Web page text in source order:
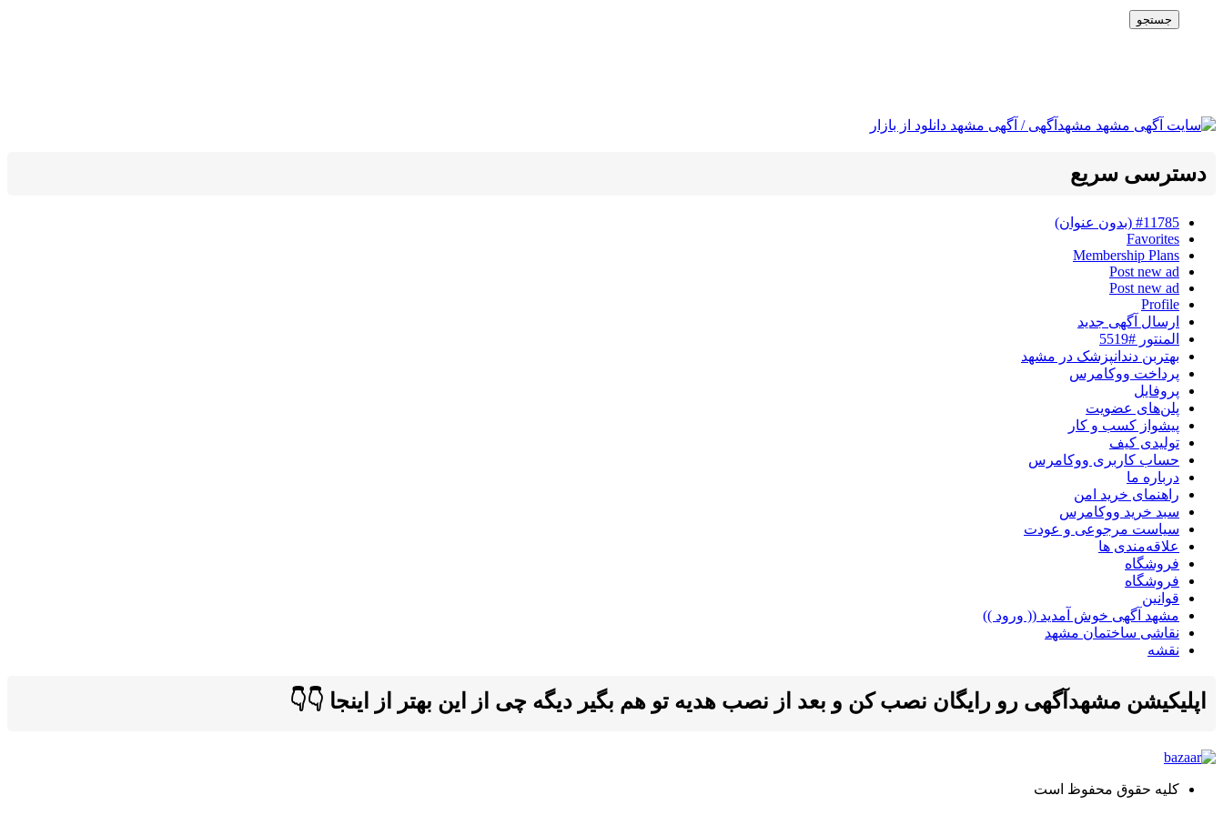
جستجو
دسترسی سریع
#11785 (بدون عنوان)
Favorites
Membership Plans
Post new ad
Post new ad
Profile
ارسال آگهی جدید
المنتور #5519
بهتربن دندانپزشک در مشهد
پرداخت ووکامرس
پروفایل
پلن‌های عضویت
پیشواز کسب و کار
تولیدی کیف
حساب کاربری ووکامرس
درباره ما
راهنمای خرید امن
سبد خرید ووکامرس
سیاست مرجوعی و عودت
علاقه‌مندی ها
فروشگاه
فروشگاه
قوانین
مشهد آگهی خوش آمدید (( ورود ))
نقاشی ساختمان مشهد
نقشه
اپلیکیشن مشهدآگهی رو رایگان نصب کن و بعد از نصب هدیه تو هم بگیر دیگه چی از این بهتر از اینجا 👇👇
کلیه حقوق محفوظ است